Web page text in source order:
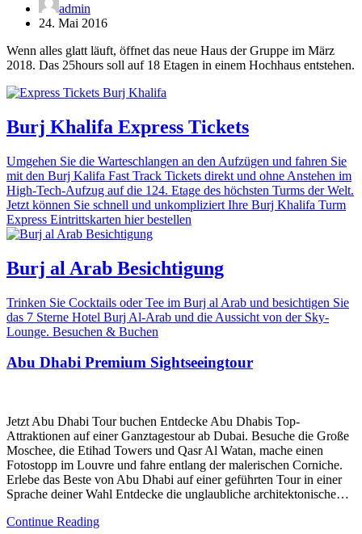
admin
24. Mai 2016
Wenn alles glatt läuft, öffnet das neue Haus der Gruppe im März
2018. Das 25hours soll auf 18 Etagen in einem Hochhaus entstehen.
Burj Khalifa Express Tickets
Umgehen Sie die Warteschlangen an den Aufzügen und fahren Sie
mit den Burj Kalifa Fast Track Tickets direkt und ohne Anstehen im
High-Tech-Aufzug auf die 124. Etage des höchsten Turms der Welt.
Jetzt können Sie schnell und unkompliziert Ihre Burj Khalifa Turm
Express Eintrittskarten hier bestellen
Burj al Arab Besichtigung
Trinken Sie Cocktails oder Tee im Burj al Arab und besichtigen Sie
das 7 Sterne Hotel Burj Al-Arab und die Aussicht von der Sky-
Lounge. Besuchen & Buchen
Abu Dhabi Premium Sightseeingtour
Jetzt Abu Dhabi Tour buchen Entdecke Abu Dhabis Top-
Attraktionen auf einer Ganztagestour ab Dubai. Besuche die Große
Moschee, die Etihad Towers und Qasr Al Watan, mache einen
Fotostopp im Louvre und fahre entlang der malerischen Corniche.
Erlebe das Beste von Abu Dhabi auf einer geführten Tour in einer
Sprache deiner Wahl Entdecke die unglaubliche architektonische…
Continue Reading